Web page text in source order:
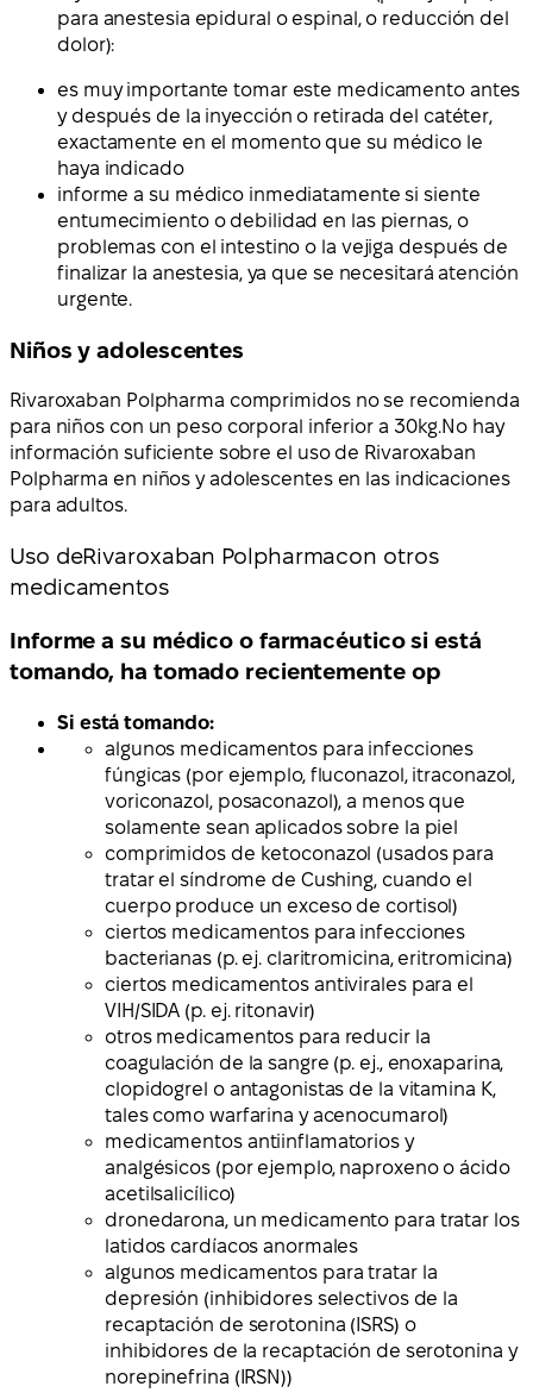
para anestesia epidural o espinal, o reducción del
dolor):
es muy importante tomar este medicamento antes
y después de la inyección o retirada del catéter,
exactamente en el momento que su médico le
haya indicado
informe a su médico inmediatamente si siente
entumecimiento o debilidad en las piernas, o
problemas con el intestino o la vejiga después de
finalizar la anestesia, ya que se necesitará atención
urgente.
Niños y adolescentes
Rivaroxaban Polpharma comprimidos no se recomienda
para niños con un peso corporal inferior a 30kg.No hay
información suficiente sobre el uso de Rivaroxaban
Polpharma en niños y adolescentes en las indicaciones
para adultos.
Uso deRivaroxaban Polpharmacon otros
medicamentos
Informe a su médico o farmacéutico si está
tomando, ha tomado recientemente op
Si está tomando:
algunos medicamentos para infecciones
fúngicas (por ejemplo, fluconazol, itraconazol,
voriconazol, posaconazol), a menos que
solamente sean aplicados sobre la piel
comprimidos de ketoconazol (usados para
tratar el síndrome de Cushing, cuando el
cuerpo produce un exceso de cortisol)
ciertos medicamentos para infecciones
bacterianas (p. ej. claritromicina, eritromicina)
ciertos medicamentos antivirales para el
VIH/SIDA (p. ej. ritonavir)
otros medicamentos para reducir la
coagulación de la sangre (p. ej., enoxaparina,
clopidogrel o antagonistas de la vitamina K,
tales como warfarina y acenocumarol)
medicamentos antiinflamatorios y
analgésicos (por ejemplo, naproxeno o ácido
acetilsalicílico)
dronedarona, un medicamento para tratar los
latidos cardíacos anormales
algunos medicamentos para tratar la
depresión (inhibidores selectivos de la
recaptación de serotonina (ISRS) o
inhibidores de la recaptación de serotonina y
norepinefrina (IRSN))